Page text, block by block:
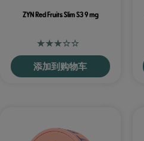
ZYN Red Fruits Slim S3 9 mg
添加到购物车